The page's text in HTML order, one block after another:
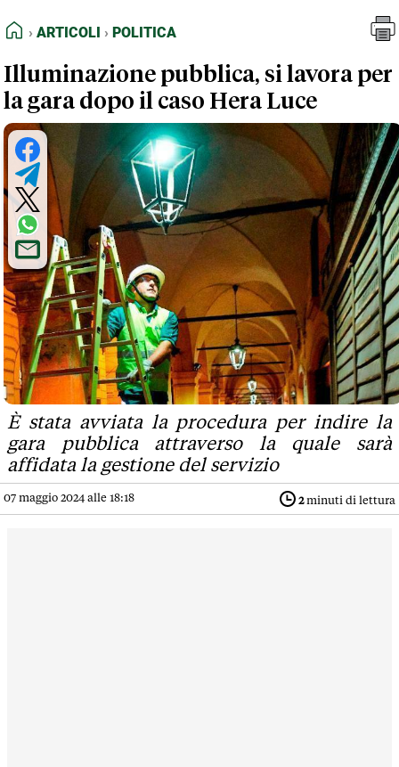
FEED RSS
NORMATIVE DEONTOLOGICHE
TERMINI e CONDIZIONI
HOME
ARTICOLI POLITICA
Illuminazione pubblica, si lavora per
la gara dopo il caso Hera Luce
È stata avviata la procedura per indire la
gara pubblica attraverso la quale sarà
affidata la gestione del servizio
07 maggio 2024 alle 18:18 2minuti di lettura